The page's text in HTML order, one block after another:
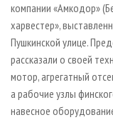
компании «Амкодор»
харвестер»,
Пушкинской улице.
рассказали о своей
мотор, агрегатный
а рабочие узлы
навесное